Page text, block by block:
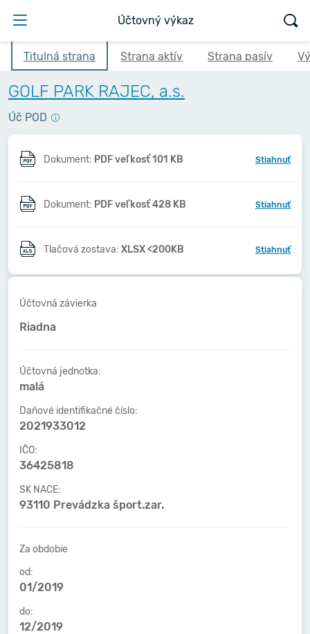
Účtovný výkaz
Titulná strana Strana aktív Strana pasív
GOLF PARK RAJEC, a.s.
Úč POD
Dokument: PDF veľkosť 101 KB Stiahnuť
Dokument: PDF veľkosť 428 KB Stiahnuť
Tlačová zostava: XLSX <200KB Stiahnuť
Účtovná závierka
Riadna
Účtovná jednotka:
malá
Daňové identifikačné číslo:
2021933012
IČO:
36425818
SK NACE:
93110 Prevádzka šport.zar.
Za obdobie
od:
01/2019
do:
12/2019